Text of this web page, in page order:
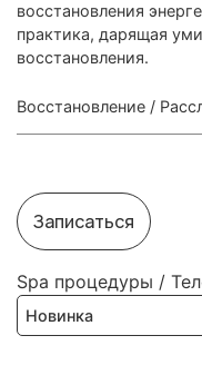
восстановления
практика, дарящая
восстановления.
Восстановление /
Записаться
Spa процедуры /
Новинка